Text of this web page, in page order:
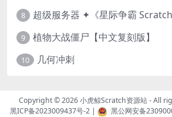
8 超级服务器 ✦《星际争霸 Scratch
9 植物大战僵尸【中文复刻版】
10 几何冲刺
Copyright © 2026小虎鲸Scratch资源站- All
黑ICP备2023009437号-2| 黑公网安备